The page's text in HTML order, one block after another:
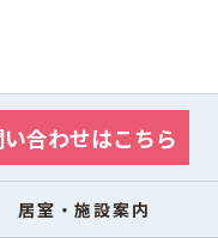
い合わせはこちら
居室・施設案内